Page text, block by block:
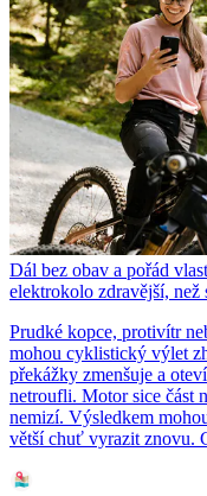
Dál bez obav a pořád
elektrokolo zdravější, než
Prudké kopce, protivítr
mohou cyklistický výlet
překážky zmenšuje a
netroufli. Motor sice část
nemizí. Výsledkem
větší chuť vyrazit znovu.